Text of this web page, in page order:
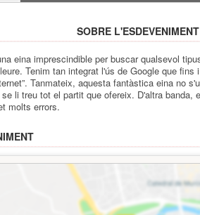
SOBRE L'ESDEVENIMENT
eina imprescindible per buscar qualsevol
Tenim tan integrat l'ús de Google que
Tanmateix, aquesta fantàstica eina no
li treu tot el partit que ofereix. D'altra banda,
molts errors.